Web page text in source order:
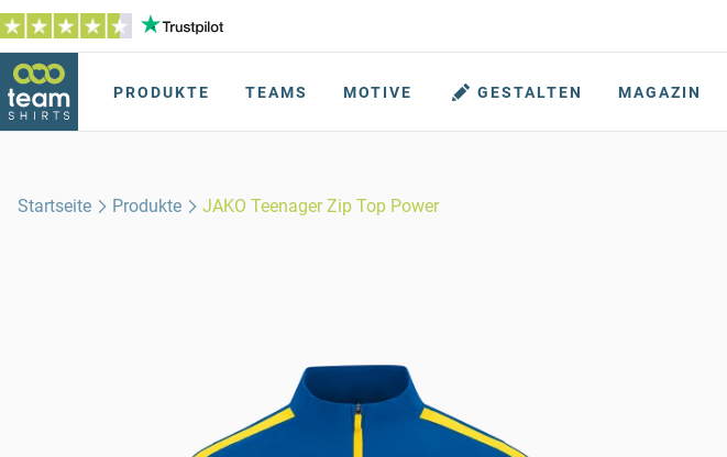
PRODUKTE TEAMS MOTIVE GESTALTEN MAGAZIN
Startseite Produkte JAKO Teenager Zip Top Power